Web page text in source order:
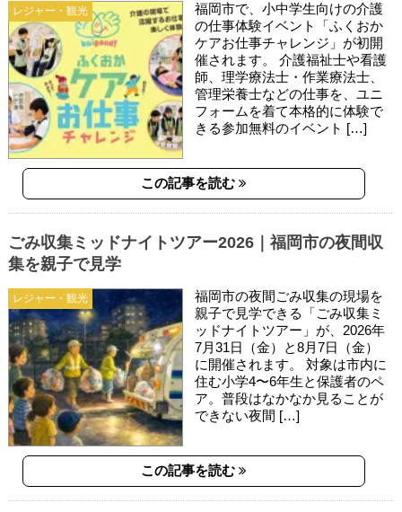
レジャー・観光
福岡市で、小中学生向けの介護
の仕事体験イベント「ふくおか
ケアお仕事チャレンジ」が初開
催されます。 介護福祉士や看護
師、理学療法士・作業療法士、
管理栄養士などの仕事を、ユニ
フォームを着て本格的に体験で
きる参加無料のイベント […]
この記事を読む
レジャー・観光
ごみ収集ミッドナイトツアー2026｜福岡市の夜間収
集を親子で見学
福岡市の夜間ごみ収集の現場を
親子で見学できる「ごみ収集ミ
ッドナイトツアー」が、2026年
7月31日（金）と8月7日（金）
に開催されます。 対象は市内に
住む小学4〜6年生と保護者のペ
ア。普段はなかなか見ることが
できない夜間 […]
この記事を読む